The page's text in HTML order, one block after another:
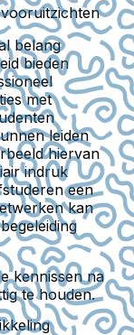
belang
bieden
met
leiden
hiervan
indruk
een
kan
kennissen na
te houden.